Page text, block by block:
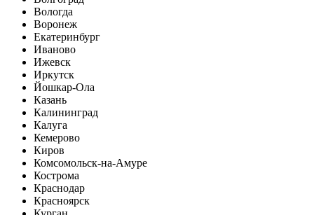
Вологда
Воронеж
Екатеринбург
Иваново
Ижевск
Иркутск
Йошкар-Ола
Казань
Калининград
Калуга
Кемерово
Киров
Комсомольск-на-Амуре
Кострома
Краснодар
Красноярск